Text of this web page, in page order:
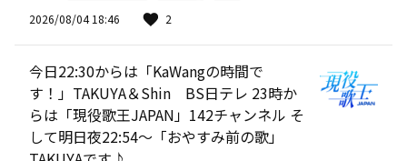
2026/08/04 18:46
2
今日22:30からは「KaWangの時間で
す！」TAKUYA＆Shin BS日テレ 23時か
らは「現役歌王JAPAN」142チャンネル そ
して明日夜22:54～「おやすみ前の歌」